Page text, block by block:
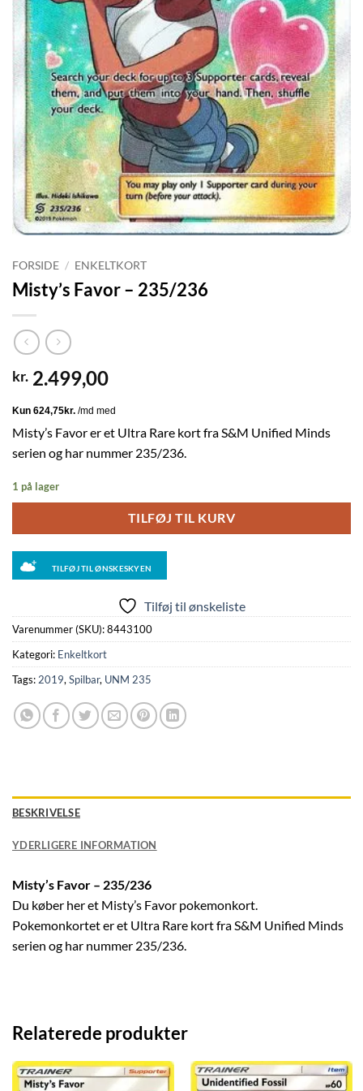
FORSIDE / ENKELTKORT
Misty’s Favor – 235/236
kr. 2.499,00
Misty’s Favor er et Ultra Rare kort fra S&M Unified Minds
serien og har nummer 235/236.
1 på lager
TILFØJ TIL KURV
TILFØJ TIL ØNSKESKYEN
Tilføj til ønskeliste
Varenummer (SKU):8443100
Kategori: Enkeltkort
Tags: 2019, Spilbar, UNM 235
BESKRIVELSE
YDERLIGERE INFORMATION
Misty’s Favor – 235/236
Du køber her et Misty’s Favor pokemonkort.
Pokemonkortet er et Ultra Rare kort fra S&M Unified Minds
serien og har nummer 235/236.
Relaterede produkter